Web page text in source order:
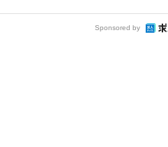
Sponsored by